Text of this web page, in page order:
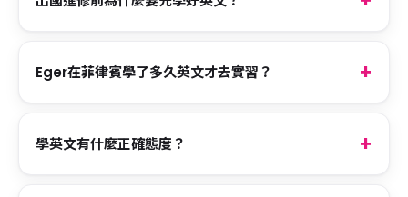
Eger在菲律賓學了多久英文才去實習？
學英文有什麼正確態度？